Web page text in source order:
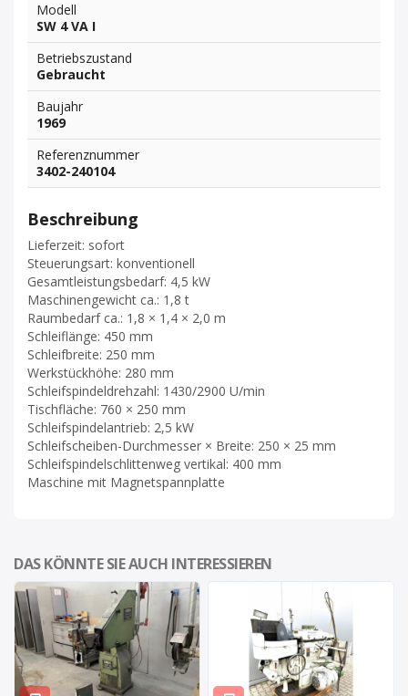
Modell
SW 4 VA I
Betriebszustand
Gebraucht
Baujahr
1969
Referenznummer
3402-240104
Beschreibung
Lieferzeit: sofort
Steuerungsart: konventionell
Gesamtleistungsbedarf: 4,5 kW
Maschinengewicht ca.: 1,8 t
Raumbedarf ca.: 1,8 × 1,4 × 2,0 m
Schleiflänge: 450 mm
Schleifbreite: 250 mm
Werkstückhöhe: 280 mm
Schleifspindeldrehzahl: 1430/2900 U/min
Tischfläche: 760 × 250 mm
Schleifspindelantrieb: 2,5 kW
Schleifscheiben-Durchmesser × Breite: 250 × 25 mm
Schleifspindelschlittenweg vertikal: 400 mm
Maschine mit Magnetspannplatte
DAS KÖNNTE SIE AUCH INTERESSIEREN